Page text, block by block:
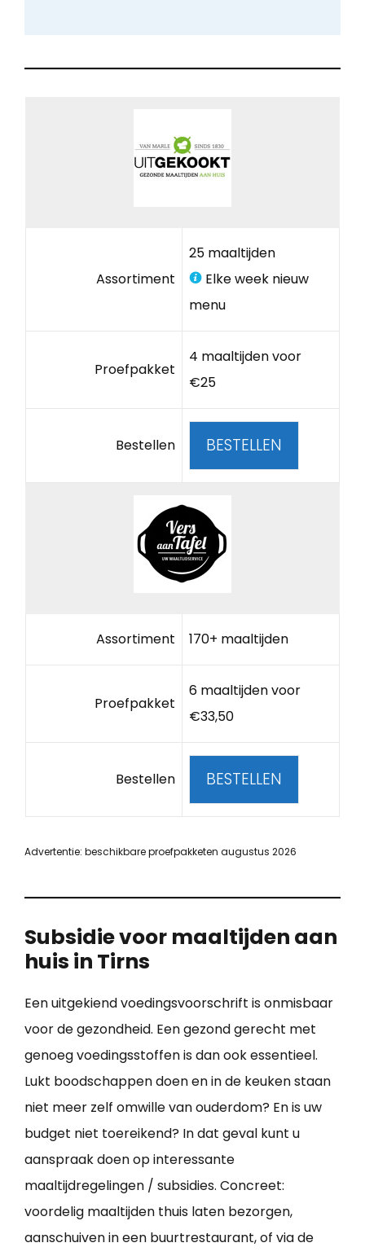
Assortiment
25 maaltijden
Elke week nieuw
menu
Proefpakket
4 maaltijden voor
€25
Bestellen BESTELLEN
Assortiment 170+ maaltijden
Proefpakket
6 maaltijden voor
€33,50
Bestellen BESTELLEN
Advertentie: beschikbare proefpakketen augustus 2026
Subsidie voor maaltijden aan
huis in Tirns
Een uitgekiend voedingsvoorschrift is onmisbaar
voor de gezondheid. Een gezond gerecht met
genoeg voedingsstoffen is dan ook essentieel.
Lukt boodschappen doen en in de keuken staan
niet meer zelf omwille van ouderdom? En is uw
budget niet toereikend? In dat geval kunt u
aanspraak doen op interessante
maaltijdregelingen / subsidies. Concreet:
voordelig maaltijden thuis laten bezorgen,
aanschuiven in een buurtrestaurant, of via de